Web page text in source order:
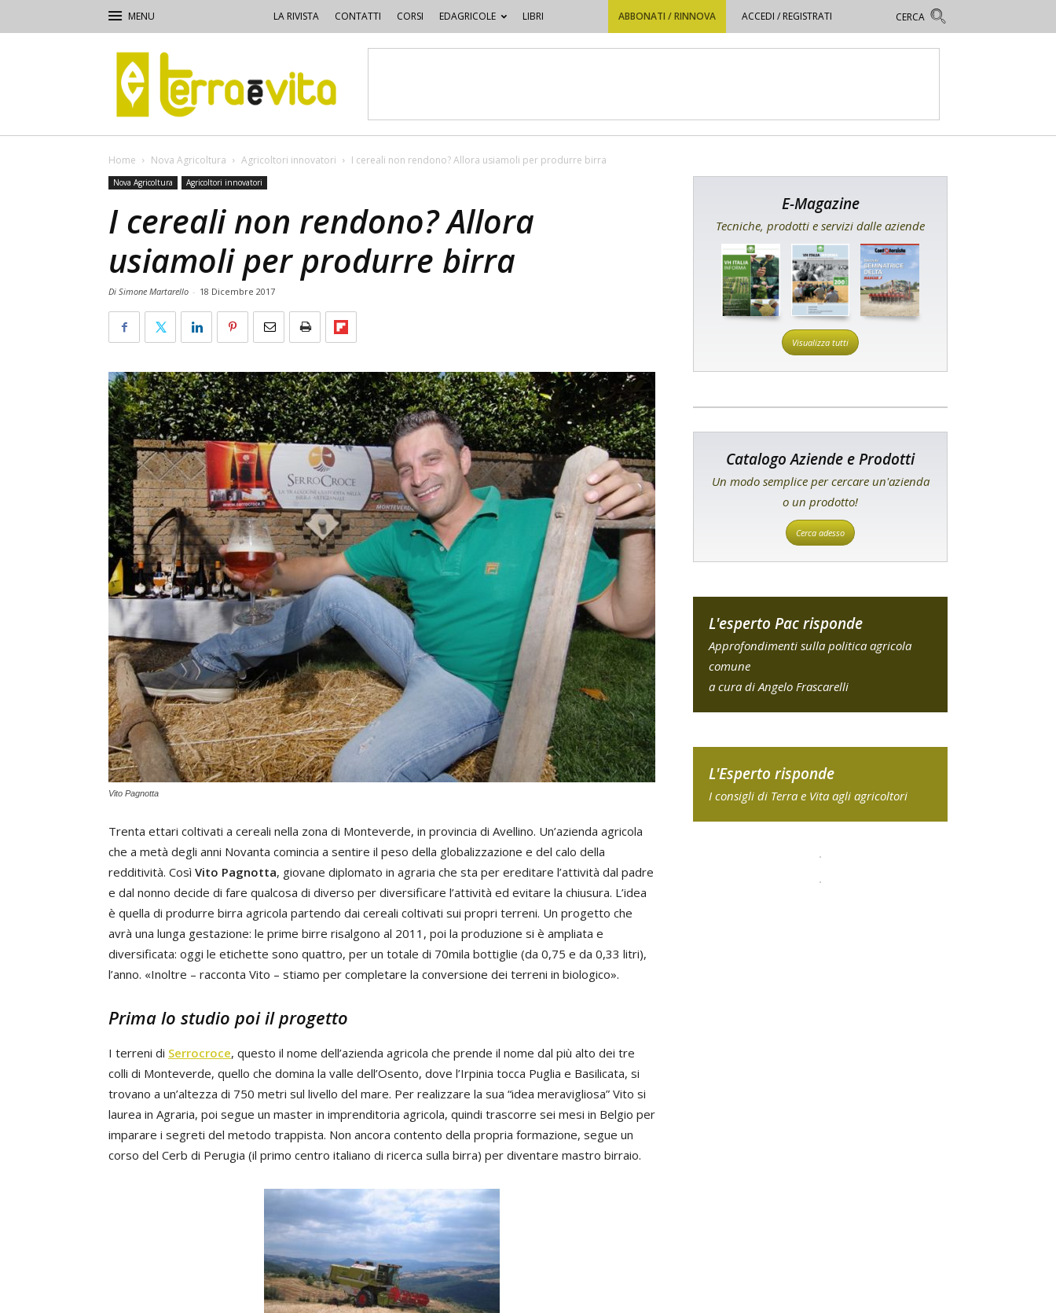
LA RIVISTA CONTATTI CORSI EDAGRICOLE LIBRI ABBONATI / RINNOVA ACCEDI / REGISTRATI
Terra
e
Vita
Home Nova Agricoltura Agricoltori innovatori I cereali non rendono? Allora usiamoli per produrre birra
Nova Agricoltura Agricoltori innovatori
I cereali non rendono? Allora
usiamoli per produrre birra
Di Simone Martarello - 18 Dicembre 2017
Vito Pagnotta
Trenta ettari coltivati a cereali nella zona di Monteverde, in provincia di Avellino. Un’azienda agricola
che a metà degli anni Novanta comincia a sentire il peso della globalizzazione e del calo della
redditività. Così Vito Pagnotta, giovane diplomato in agraria che sta per ereditare l’attività dal padre
e dal nonno decide di fare qualcosa di diverso per diversificare l’attività ed evitare la chiusura. L’idea
è quella di produrre birra agricola partendo dai cereali coltivati sui propri terreni. Un progetto che
avrà una lunga gestazione: le prime birre risalgono al 2011, poi la produzione si è ampliata e
diversificata: oggi le etichette sono quattro, per un totale di 70mila bottiglie (da 0,75 e da 0,33 litri),
l’anno. «Inoltre – racconta Vito – stiamo per completare la conversione dei terreni in biologico».
Prima lo studio poi il progetto
I terreni di Serrocroce, questo il nome dell’azienda agricola che prende il nome dal più alto dei tre
colli di Monteverde, quello che domina la valle dell’Osento, dove l’Irpinia tocca Puglia e Basilicata, si
trovano a un’altezza di 750 metri sul livello del mare. Per realizzare la sua “idea meravigliosa” Vito si
laurea in Agraria, poi segue un master in imprenditoria agricola, quindi trascorre sei mesi in Belgio per
imparare i segreti del metodo trappista. Non ancora contento della propria formazione, segue un
corso del Cerb di Perugia (il primo centro italiano di ricerca sulla birra) per diventare mastro birraio.
E-Magazine
Tecniche, prodotti e servizi dalle aziende
Visualizza tutti
Catalogo Aziende e Prodotti
Un modo semplice per cercare un'azienda
o un prodotto!
Cerca adesso
L'esperto Pac risponde
Approfondimenti sulla politica agricola
comune
a cura di Angelo Frascarelli
L'Esperto risponde
I consigli di Terra e Vita agli agricoltori